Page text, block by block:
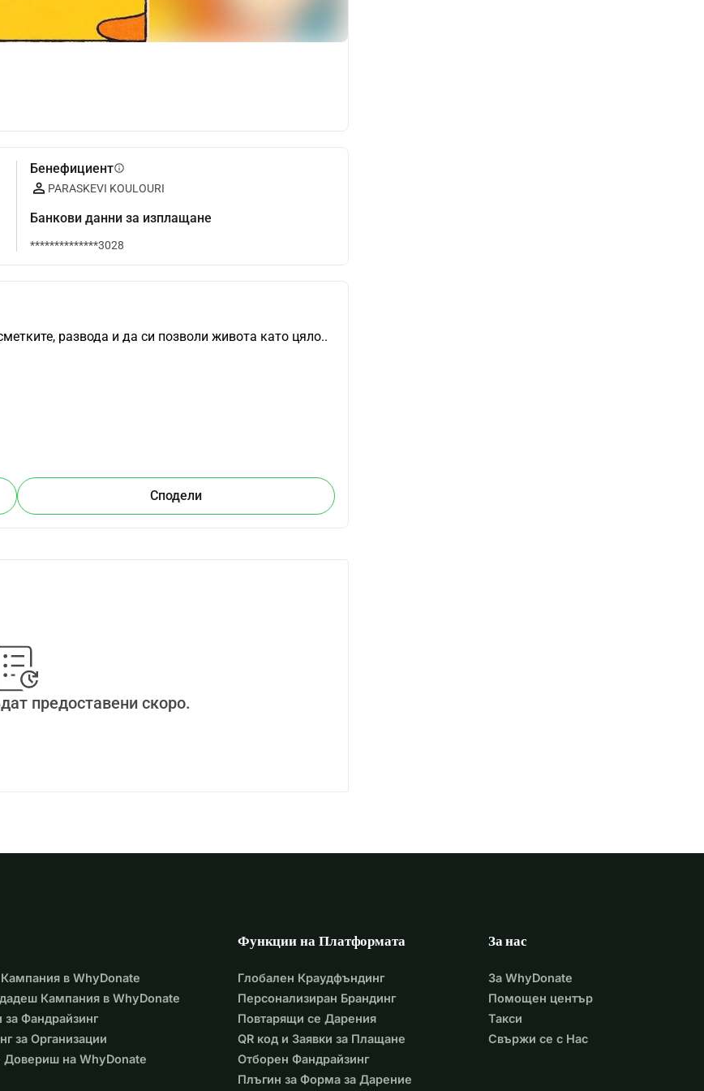
Бенефициентinfo
PARASKEVI KOULOURI
Банкови данни за изплащане
**************3028
развода и да си позволи живота като цяло..
Сподели
предоставени скоро.
в WhyDonate
Кампания в WhyDonate
Фандрайзинг
за Организации
Довериш на WhyDonate
Функции на Платформата
Глобален Краудфъндинг
Персонализиран Брандинг
Повтарящи се Дарения
QR код и Заявки за Плащане
Отборен Фандрайзинг
Плъгин за Форма за Дарение
За нас
За WhyDonate
Помощен център
Такси
Свържи се с Нас